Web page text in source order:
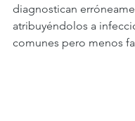
diagnostican
atribuyéndolos a
comunes pero menos